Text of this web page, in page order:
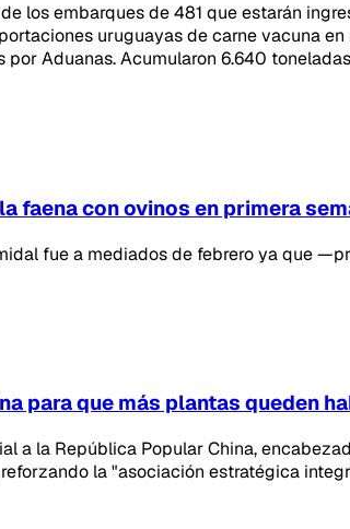
los embarques de 481 que estarán
uruguayas de carne vacuna
por Aduanas. Acumularon 6.640
faena con ovinos en primera
fue a mediados de febrero ya que
para que más plantas queden
a la República Popular China,
la "asociación estratégica